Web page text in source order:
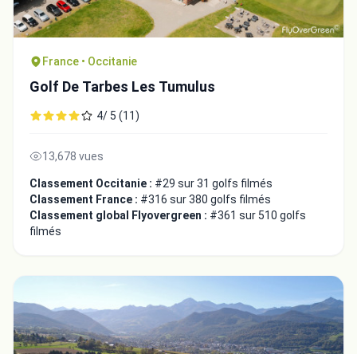
France • Occitanie
Golf De Tarbes Les Tumulus
4/ 5 (11)
13,678 vues
Classement Occitanie : #29 sur 31 golfs filmés
Classement France : #316 sur 380 golfs filmés
Classement global Flyovergreen : #361 sur 510 golfs
filmés